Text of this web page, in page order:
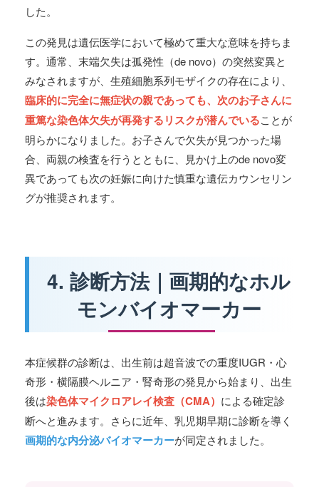
した。
この発見は遺伝医学において極めて重大な意味を持ちま
す。通常、末端欠失は孤発性（de novo）の突然変異と
みなされますが、生殖細胞系列モザイクの存在により、
臨床的に完全に無症状の親であっても、次のお子さんに
重篤な染色体欠失が再発するリスクが潜んでいることが
明らかになりました。お子さんで欠失が見つかった場
合、両親の検査を行うとともに、見かけ上のde novo変
異であっても次の妊娠に向けた慎重な遺伝カウンセリン
グが推奨されます。
4. 診断方法｜画期的なホル
モンバイオマーカー
本症候群の診断は、出生前は超音波での重度IUGR・心
奇形・横隔膜ヘルニア・腎奇形の発見から始まり、出生
後は染色体マイクロアレイ検査（CMA） による確定診
断へと進みます。さらに近年、乳児期早期に診断を導く
画期的な内分泌バイオマーカーが同定されました。